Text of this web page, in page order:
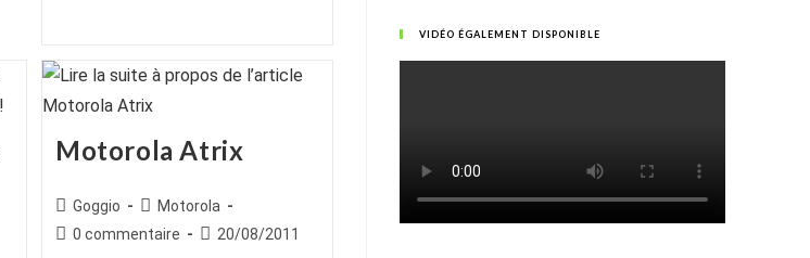
publication :
Motorola Atrix
Auteur/autrice
de
Goggio
Post
category:
Motorola
Commentaires
0 commentaire
Publication
20/08/2011
VIDÉO ÉGALEMENT DISPONIBLE